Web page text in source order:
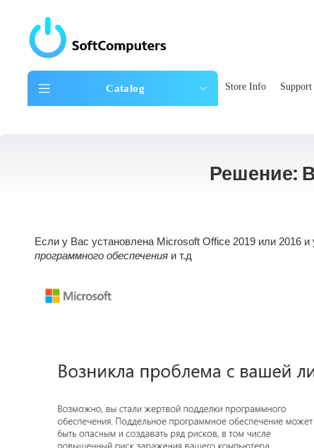
Catalog Store Info Support
Решение:
Если у Вас установлена Microsoft Office 2019 или 2016
программного обеспеченияи т.д